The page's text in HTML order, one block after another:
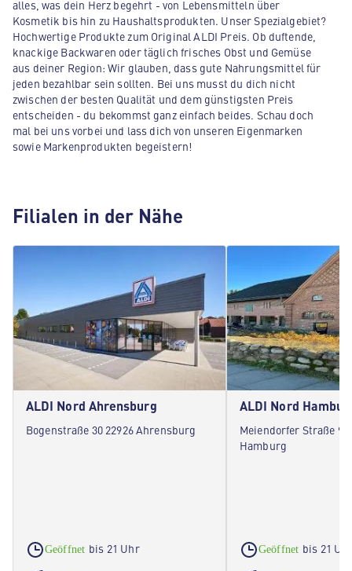
alles, was dein Herz begehrt - von Lebensmitteln über
Kosmetik bis hin zu Haushaltsprodukten. Unser Spezialgebiet?
Hochwertige Produkte zum Original ALDI Preis. Ob duftende,
knackige Backwaren oder täglich frisches Obst und Gemüse
aus deiner Region: Wir glauben, dass gute Nahrungsmittel für
jeden bezahlbar sein sollten. Bei uns musst du dich nicht
zwischen der besten Qualität und dem günstigsten Preis
entscheiden - du bekommst ganz einfach beides. Schau doch
mal bei uns vorbei und lass dich von unseren Eigenmarken
sowie Markenprodukten begeistern!
Filialen in der Nähe
ALDI Nord Ahrensburg
Bogenstraße 30 22926 Ahrensburg
Geöffnet bis 21 Uhr
ALDI Nord
Meiendorfer Straße 98
Hamburg
Geöffnet bis 21